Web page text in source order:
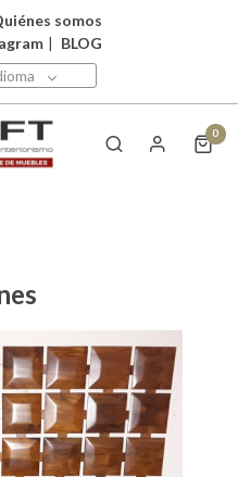
somos
| BLOG
0